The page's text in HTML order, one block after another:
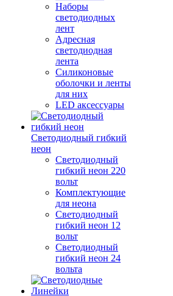
Наборы
светодиодных
лент
Адресная
светодиодная
лента
Силиконовые
оболочки и ленты
для них
LED аксессуары
Светодиодный гибкий
неон
Светодиодный
гибкий неон 220
вольт
Комплектующие
для неона
Светодиодный
гибкий неон 12
вольт
Светодиодный
гибкий неон 24
вольта